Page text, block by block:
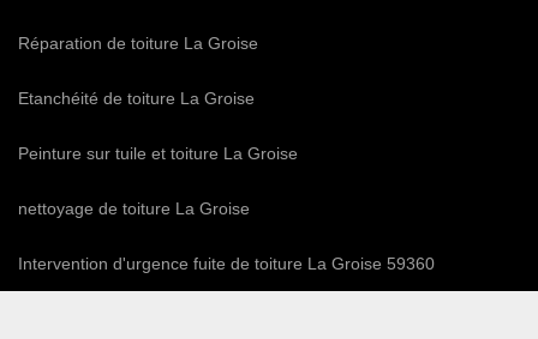
Réparation de toiture La Groise
Etanchéité de toiture La Groise
Peinture sur tuile et toiture La Groise
nettoyage de toiture La Groise
Intervention d'urgence fuite de toiture La Groise 59360